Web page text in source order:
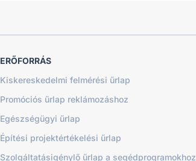
ERŐFORRÁS
Kiskereskedelmi felmérési űrlap
Promóciós űrlap reklámozáshoz
Egészségügyi űrlap
Építési projektértékelési űrlap
Szolgáltatásigénylő űrlap a segédprogramokhoz